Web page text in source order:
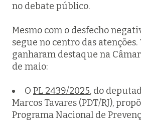
no debate público.
Mesmo com o desfecho
segue no centro das
ganharam destaque na
de maio:
O PL 2439/2025, do
Marcos Tavares (PDT/RJ),
Programa Nacional de